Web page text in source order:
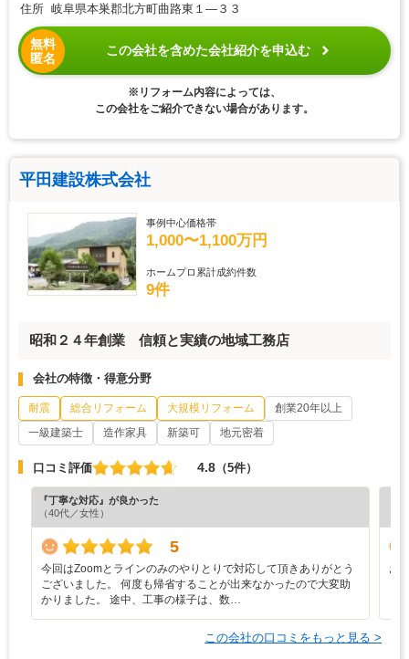
住所 岐阜県本巣郡北方町曲路東１―３３
無料
匿名
この会社を含めた会社紹介を申込む
※リフォーム内容によっては、
この会社をご紹介できない場合があります。
平田建設株式会社
事例中心価格帯
1,000〜1,100万円
ホームプロ累計成約件数
9件
昭和２４年創業 信頼と実績の地域工務店
会社の特徴・得意分野
耐震 総合リフォーム 大規模リフォーム
創業20年以上
一級建築士
造作家具 新築可 地元密着
口コミ評価 4.8 （5件）
『丁寧な対応』が良かった
（40代／女性）
5
今回はZoomとラインのみのやりとりで対応して頂きありがとう
ございました。 何度も帰省することが出来なかったので大変助
かりました。 途中、工事の様子は、数…
お
この会社の口コミをもっと見る >